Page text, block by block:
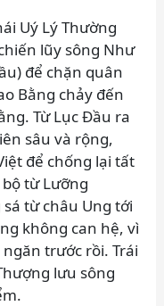
Uý Lý Thường
lũy sông Như
để chặn quân
Bằng chảy đến
Từ Lục Đầu ra
sâu và rộng,
để chống lại tất
từ Lưỡng
từ châu Ung tới
không can hệ, vì
trước rồi. Trái
lưu sông